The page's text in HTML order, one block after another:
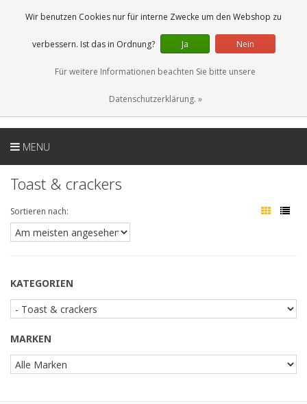
0 Artikel
DE
MENU
Toast & crackers
Sortieren nach:
KATEGORIEN
MARKEN
Wir benutzen Cookies nur für interne Zwecke um den Webshop zu
verbessern. Ist das in Ordnung? Ja Nein
Für weitere Informationen beachten Sie bitte unsere
Datenschutzerklärung. »